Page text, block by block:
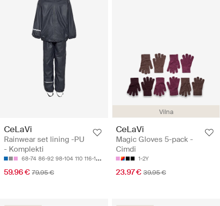
CeLaVi
Rainwear set lining -PU
- Komplekti
68-74 86-92 98-104 110 116-122
59.96 € 79.95 €
Vilna
CeLaVi
Magic Gloves 5-pack -
Cimdi
1-2Y
23.97 € 39.95 €